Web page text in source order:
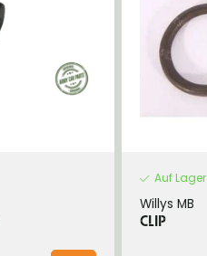
Auf Lager
Willys MB
CLIP